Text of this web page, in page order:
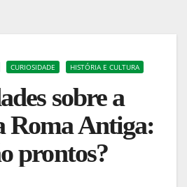
CURIOSIDADE HISTÓRIA E CULTURA
sobre a
Roma Antiga:
prontos?